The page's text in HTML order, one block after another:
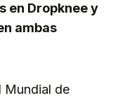
en Dropknee y
ambas
Mundial de